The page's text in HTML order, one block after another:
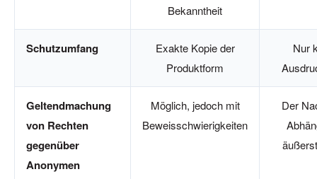
Bekanntheit
Schutzumfang
Exakte Kopie der
Produktform
Nur
Geltendmachung
von Rechten
gegenüber
Anonymen
Möglich, jedoch mit
Beweisschwierigkeiten
Der